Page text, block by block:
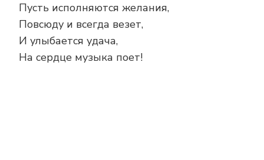
Пусть исполняются желания,
Повсюду и всегда везет,
И улыбается удача,
На сердце музыка поет!